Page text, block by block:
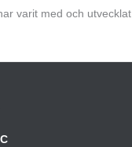
varit med och utvecklat